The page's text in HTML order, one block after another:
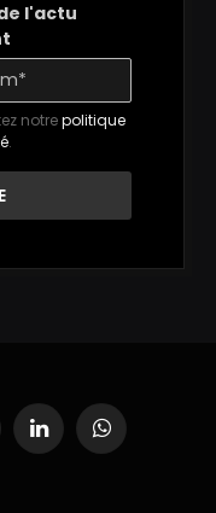
l'actu
notrepolitique
.
LinkedInWhatsApp